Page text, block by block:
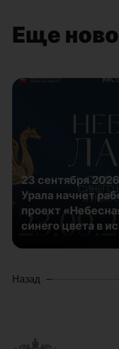
Еще
23 сентября
Урала начнет
проект
синего цвета в
Назад